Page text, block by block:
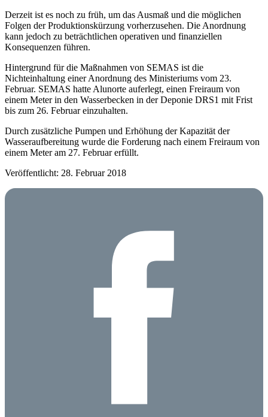
Derzeit ist es noch zu früh, um das Ausmaß und die möglichen
Folgen der Produktionskürzung vorherzusehen. Die Anordnung
kann jedoch zu beträchtlichen operativen und finanziellen
Konsequenzen führen.
Hintergrund für die Maßnahmen von SEMAS ist die
Nichteinhaltung einer Anordnung des Ministeriums vom 23.
Februar. SEMAS hatte Alunorte auferlegt, einen Freiraum von
einem Meter in den Wasserbecken in der Deponie DRS1 mit Frist
bis zum 26. Februar einzuhalten.
Durch zusätzliche Pumpen und Erhöhung der Kapazität der
Wasseraufbereitung wurde die Forderung nach einem Freiraum von
einem Meter am 27. Februar erfüllt.
Veröffentlicht: 28. Februar 2018